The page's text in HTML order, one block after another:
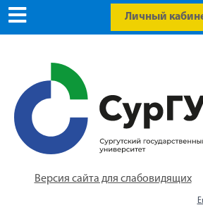
Личный
Версия сайта для слабовидящих